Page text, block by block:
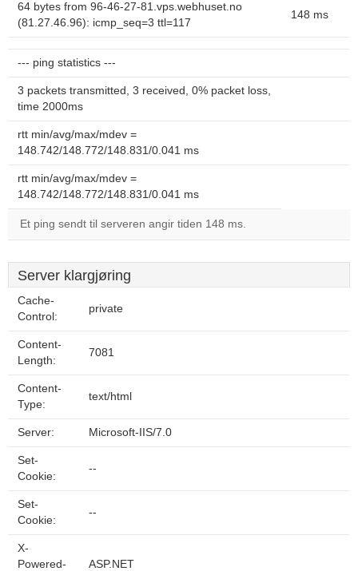
64 bytes from 96-46-27-81.vps.webhuset.no
(81.27.46.96): icmp_seq=3 ttl=117
148 ms
--- ping statistics ---
3 packets transmitted, 3 received, 0% packet loss,
time 2000ms
rtt min/avg/max/mdev =
148.742/148.772/148.831/0.041 ms
rtt min/avg/max/mdev =
148.742/148.772/148.831/0.041 ms
Et ping sendt til serveren angir tiden 148 ms.
Server klargjøring
Cache-
Control:
private
Content-
Length:
7081
Content-
Type:
text/html
Server: Microsoft-IIS/7.0
Set-
Cookie:
--
Set-
Cookie:
--
X-
Powered-
ASP.NET